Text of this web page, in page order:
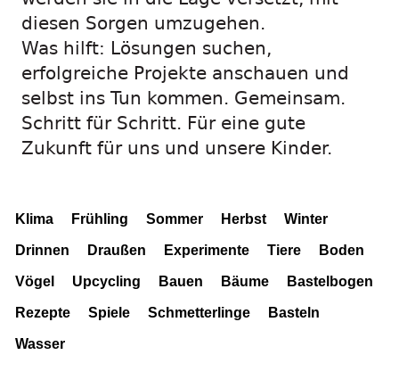
diesen Sorgen umzugehen.
Was hilft: Lösungen suchen,
erfolgreiche Projekte anschauen und
selbst ins Tun kommen. Gemeinsam.
Schritt für Schritt. Für eine gute
Zukunft für uns und unsere Kinder.
Klima Frühling Sommer Herbst Winter
Drinnen Draußen Experimente Tiere Boden
Vögel Upcycling Bauen Bäume Bastelbogen
Rezepte Spiele Schmetterlinge Basteln
Wasser